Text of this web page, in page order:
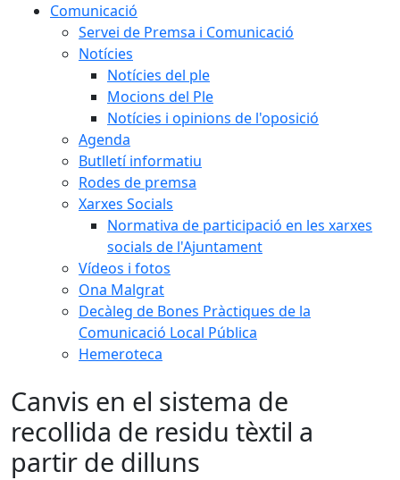
Comunicació
Servei de Premsa i Comunicació
Notícies
Notícies del ple
Mocions del Ple
Notícies i opinions de l'oposició
Agenda
Butlletí informatiu
Rodes de premsa
Xarxes Socials
Normativa de participació en les xarxes
socials de l'Ajuntament
Vídeos i fotos
Ona Malgrat
Decàleg de Bones Pràctiques de la
Comunicació Local Pública
Hemeroteca
Canvis en el sistema de
recollida de residu tèxtil a
partir de dilluns